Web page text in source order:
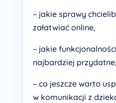
– jakie sprawy
załatwiać online,
– jakie
najbardziej przydatne,
– co jeszcze warto
w komunikacji z